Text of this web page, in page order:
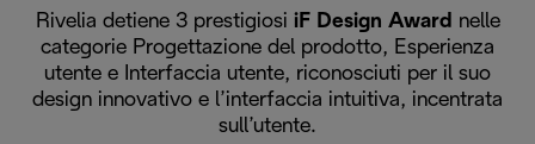
Rivelia detiene 3 prestigiosi iF Design Award nelle
categorie Progettazione del prodotto, Esperienza
utente e Interfaccia utente, riconosciuti per il suo
design innovativo e l’interfaccia intuitiva, incentrata
sull’utente.